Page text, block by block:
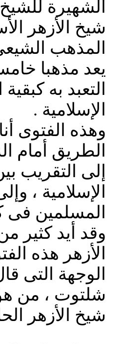
الشهيرة
شيخ الأزهر
المذهب
يعد مذهبا
التعبد به
الإسلامية .
وهذه الفتوى
الطريق أمام
إلى التقريب
الإسلامية ،
المسلمين فى
وقد أيد كثير
الأزهر هذه
الوجهة التى
شلتوت ، من
شيخ الأزهر